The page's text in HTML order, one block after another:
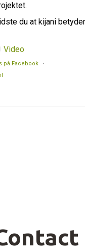
du at kijani
Video
på Facebook
·